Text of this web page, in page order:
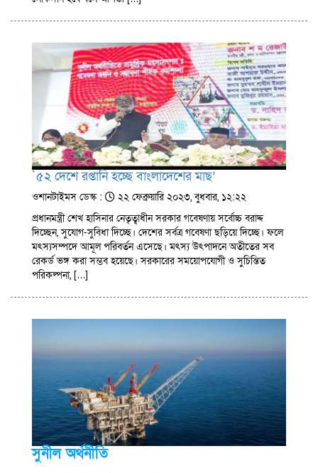
`৫২ দেশে রপ্তানি হচ্ছে বাংলাদেশের মাছ’
ওশানটাইমস ডেস্ক :
২২ ফেব্রুয়ারি ২০২৩, বুধবার, ১২:২২
প্রধানমন্ত্রী শেখ হাসিনার নেতৃত্বাধীন সরকার গবেষণায় সর্বোচ্চ বরাদ্দ
দিচ্ছেন, সুযোগ-সুবিধা দিচ্ছে। দেশের সর্বত্র গবেষণা ছড়িয়ে দিচ্ছে। ফলে
মৎস্যসম্পদে আমূল পরিবর্তন এসেছে। মৎস্য উৎপাদনে অতীতের সব
রেকর্ড ভঙ্গ করা সম্ভব হয়েছে। সরকারের সময়োপযোগী ও সুচিন্তিত
পরিকল্পনা, […]
সুনীল অর্থনীতি